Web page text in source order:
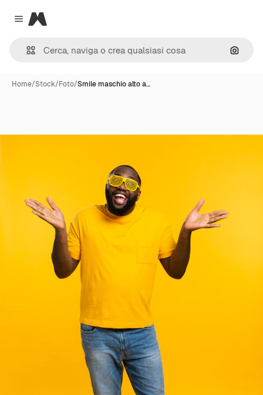
Close menu
Magnific
Cerca
Home/Stock/Foto/Smile maschio alto a…